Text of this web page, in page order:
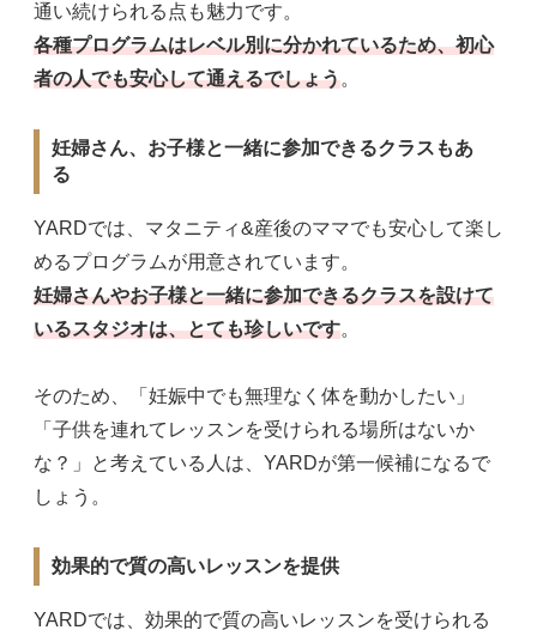
通い続けられる点も魅力です。
各種プログラムはレベル別に分かれているため、初心
者の人でも安心して通えるでしょう。
妊婦さん、お子様と一緒に参加できるクラスもあ
る
YARDでは、マタニティ&産後のママでも安心して楽し
めるプログラムが用意されています。
妊婦さんやお子様と一緒に参加できるクラスを設けて
いるスタジオは、とても珍しいです。
そのため、「妊娠中でも無理なく体を動かしたい」
「子供を連れてレッスンを受けられる場所はないか
な？」と考えている人は、YARDが第一候補になるで
しょう。
効果的で質の高いレッスンを提供
YARDでは、効果的で質の高いレッスンを受けられる